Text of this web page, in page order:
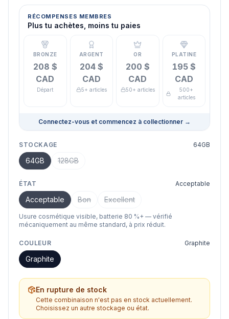
RÉCOMPENSES MEMBRES
Plus tu achètes, moins tu paies
BRONZE
208 $
CAD
Départ
ARGENT
204 $
CAD
5+ articles
OR
200 $
CAD
50+ articles
PLATINE
195 $
CAD
500+
articles
Connectez-vous et commencez à collectionner →
STOCKAGE 64GB
64GB 128GB
ÉTAT Acceptable
Acceptable Bon Excellent
Usure cosmétique visible, batterie 80 %+ — vérifié
mécaniquement au même standard, à prix réduit.
COULEUR Graphite
Graphite
En rupture de stock
Cette combinaison n'est pas en stock actuellement.
Choisissez un autre stockage ou état.